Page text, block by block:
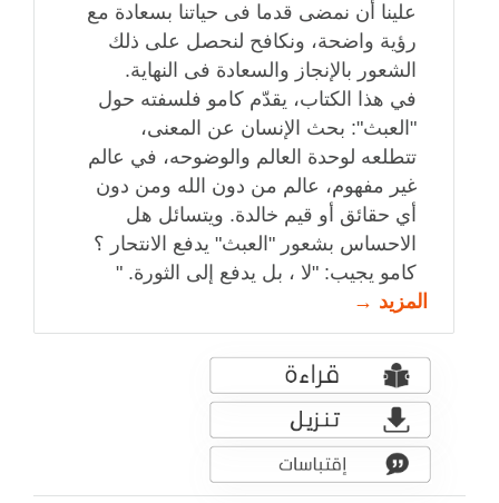
علينا أن نمضى قدما فى حياتنا بسعادة مع
رؤية واضحة، ونكافح لنحصل على ذلك
الشعور بالإنجاز والسعادة فى النهاية.
في هذا الكتاب، يقدّم كامو فلسفته حول
"العبث": بحث الإنسان عن المعنى،
تتطلعه لوحدة العالم والوضوحه، في عالم
غير مفهوم، عالم من دون الله ومن دون
أي حقائق أو قيم خالدة. ويتسائل هل
الاحساس بشعور "العبث" يدفع الانتحار ؟
كامو يجيب: "لا ، بل يدفع إلى الثورة. "
المزيد →